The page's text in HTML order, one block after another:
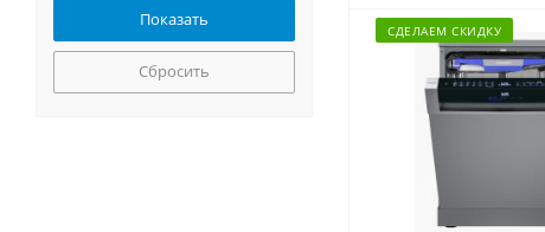
СДЕЛАЕМ СКИДКУ
Сбросить